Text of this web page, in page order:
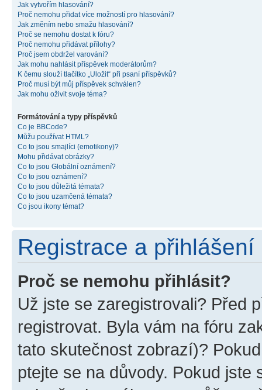
Jak vytvořím hlasování?
Proč nemohu přidat více možností pro hlasování?
Jak změním nebo smažu hlasování?
Proč se nemohu dostat k fóru?
Proč nemohu přidávat přílohy?
Proč jsem obdržel varování?
Jak mohu nahlásit příspěvek moderátorům?
K čemu slouží tlačítko „Uložit“ při psaní příspěvků?
Proč musí být můj příspěvek schválen?
Jak mohu oživit svoje téma?
Formátování a typy příspěvků
Co je BBCode?
Můžu používat HTML?
Co to jsou smajlíci (emotikony)?
Mohu přidávat obrázky?
Co to jsou Globální oznámení?
Co to jsou oznámení?
Co to jsou důležitá témata?
Co to jsou uzamčená témata?
Co jsou ikony témat?
Registrace a přihlášení
Proč se nemohu přihlásit?
Už jste se zaregistrovali? Před
registrovat. Byla vám na fóru
tato skutečnost zobrazí)?
ptejte se na důvody. Pokud jste